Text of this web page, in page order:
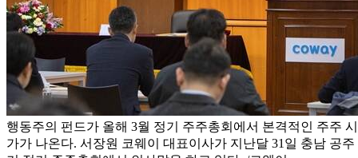
행동주의 펀드가 올해 3월 정기 주주총회에서 본격적인 주주
가가 나온다. 서장원 코웨이 대표이사가 지난달 31일 충남 공